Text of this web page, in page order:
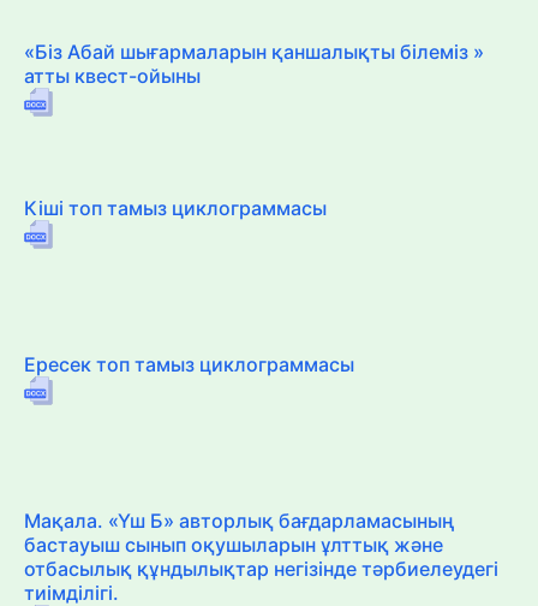
«Біз Абай шығармаларын қаншалықты білеміз »
атты квест-ойыны
Кіші топ тамыз циклограммасы
Ересек топ тамыз циклограммасы
Мақала. «Үш Б» авторлық бағдарламасының
бастауыш сынып оқушыларын ұлттық және
отбасылық құндылықтар негізінде тәрбиелеудегі
тиімділігі.